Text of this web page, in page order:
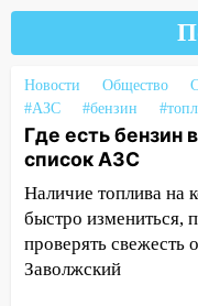
12:20 В
столкнулись
пострадал 14-
12:00 Где есть
августа:
11:50
Заснул
случайно
приговор
11:38 В
полностью
Новости Общество
#АЗС
#бензин
Где есть бензин
список АЗС
Наличие топлива на
быстро измениться,
проверять свежесть
Заволжский